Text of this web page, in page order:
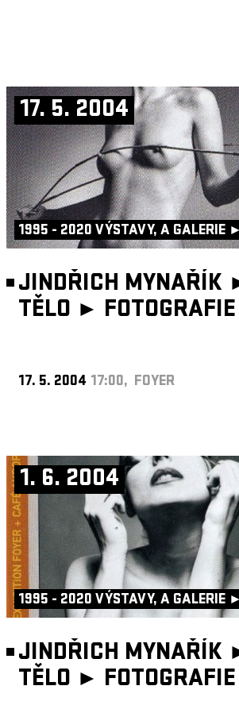
17. 5. 2004
1995 - 2020 VÝSTAVY, A GALERIE ►
JINDŘICH MYNAŘÍK
TĚLO ► FOTOGRAFIE
17. 5. 2004 17:00, FOYER
1. 6. 2004
1995 - 2020 VÝSTAVY, A GALERIE ►
JINDŘICH MYNAŘÍK
TĚLO ► FOTOGRAFIE